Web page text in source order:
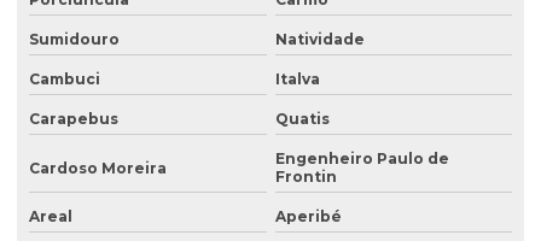
Consultoria ambiental
Consultoria ambiental para empresas
Consultoria ambiental e florestal
Consultoria ambiental rural
Consultoria ambiental serviços
Sumidouro Natividade
Cambuci Italva
Carapebus Quatis
Cardoso Moreira
Engenheiro Paulo de
Frontin
Areal Aperibé